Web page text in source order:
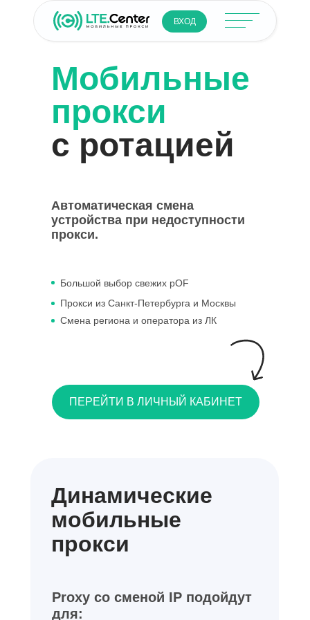
ВХОД
Мобильные
прокси
с ротацией
Автоматическая смена
устройства при недоступности
прокси.
Большой выбор свежих pOF
Прокси из Санкт-Петербурга и Москвы
Смена региона и оператора из ЛК
ПЕРЕЙТИ В ЛИЧНЫЙ КАБИНЕТ
Динамические
мобильные
прокси
Proxy со сменой IP подойдут
для: